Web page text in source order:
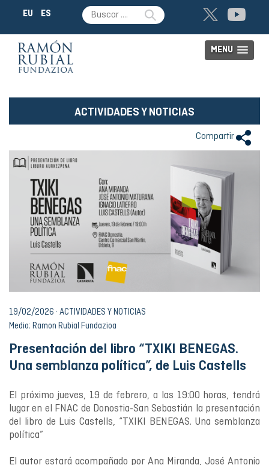
EU ES
MENU
ACTIVIDADES Y NOTICIAS
Compartir
19/02/2026 · ACTIVIDADES Y NOTICIAS
Medio: Ramon Rubial Fundazioa
Presentación del libro “TXIKI BENEGAS.
Una semblanza política”, de Luis Castells
El próximo jueves, 19 de febrero, a las 19:00 horas, tendrá
lugar en el FNAC de Donostia-San Sebastián la presentación
del libro de Luis Castells, “TXIKI BENEGAS. Una semblanza
política”
El autor estará acompañado por Ana Miranda, José Antonio